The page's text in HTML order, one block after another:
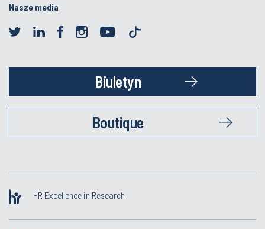
Nasze media
Biuletyn
Boutique
HR Excellence in Research